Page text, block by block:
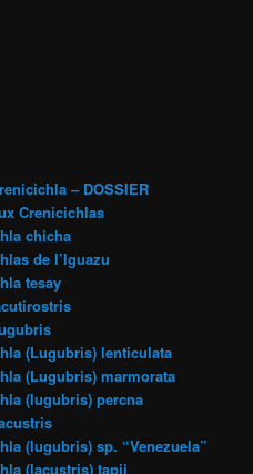
– DOSSIER
Crenicichlas
chicha
de l’Iguazu
tesay
(Lugubris) lenticulata
(Lugubris) marmorata
(lugubris) percna
(lugubris) sp. “Venezuela”
(lacustris) tapii